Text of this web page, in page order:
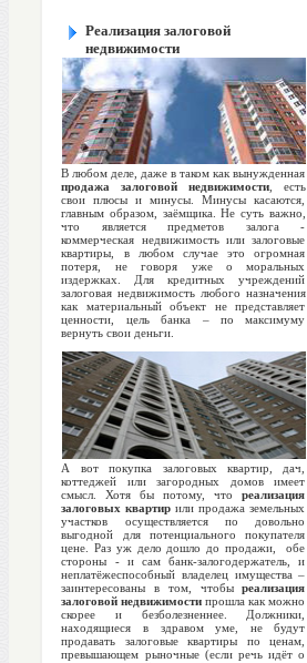
Реализация залоговой
недвижимости
В любом деле, даже в таком как вынужденная
продажа залоговой недвижимости, есть
свои плюсы и минусы. Минусы касаются,
главным образом, заёмщика. Не суть важно,
что является предметов залога -
коммерческая недвижимость или залоговые
квартиры, в любом случае это огромная
потеря, не говоря уже о моральных
издержках. Для кредитных учреждений
залоговая недвижимость любого назначения
как материальный объект не представляет
ценности, цель банка – по максимуму
вернуть свои деньги.
А вот покупка залоговых квартир, дач,
коттеджей или загородных домов имеет
смысл. Хотя бы потому, чтореализация
залоговых квартир или продажа земельных
участков осуществляется по довольно
выгодной для потенциального покупателя
цене. Раз уж дело дошло до продажи, обе
стороны - и сам банк-залогодержатель, и
неплатёжеспособный владелец имущества –
заинтересованы в том, чтобыреализация
залоговой недвижимости прошла как можно
скорее и безболезненнее. Должники,
находящиеся в здравом уме, не будут
продавать залоговые квартиры по ценам,
превышающем рыночные (если речь идёт о